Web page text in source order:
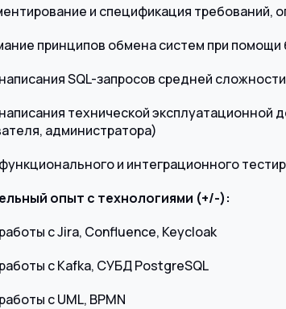
и спецификация требований,
принципов обмена систем при
SQL-запросов средней сложности
технической эксплуатационной
администратора)
и интеграционного
опыт с технологиями (+/-):
с Jira, Confluence, Keycloak
с Kafka, СУБД PostgreSQL
с UML, BPMN